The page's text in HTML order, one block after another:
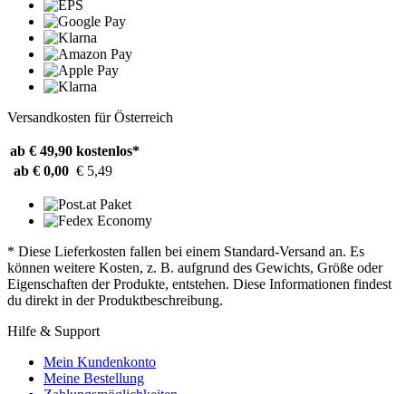
Versandkosten für Österreich
ab € 49,90 kostenlos*
ab € 0,00 € 5,49
* Diese Lieferkosten fallen bei einem Standard-Versand an. Es
können weitere Kosten, z. B. aufgrund des Gewichts, Größe oder
Eigenschaften der Produkte, entstehen. Diese Informationen findest
du direkt in der Produktbeschreibung.
Hilfe & Support
Mein Kundenkonto
Meine Bestellung